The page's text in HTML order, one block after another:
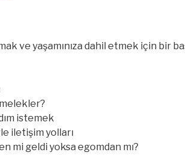
ve yaşamınıza dahil etmek için bir
istemek
iletişim yolları
mi geldi yoksa egomdan mı?